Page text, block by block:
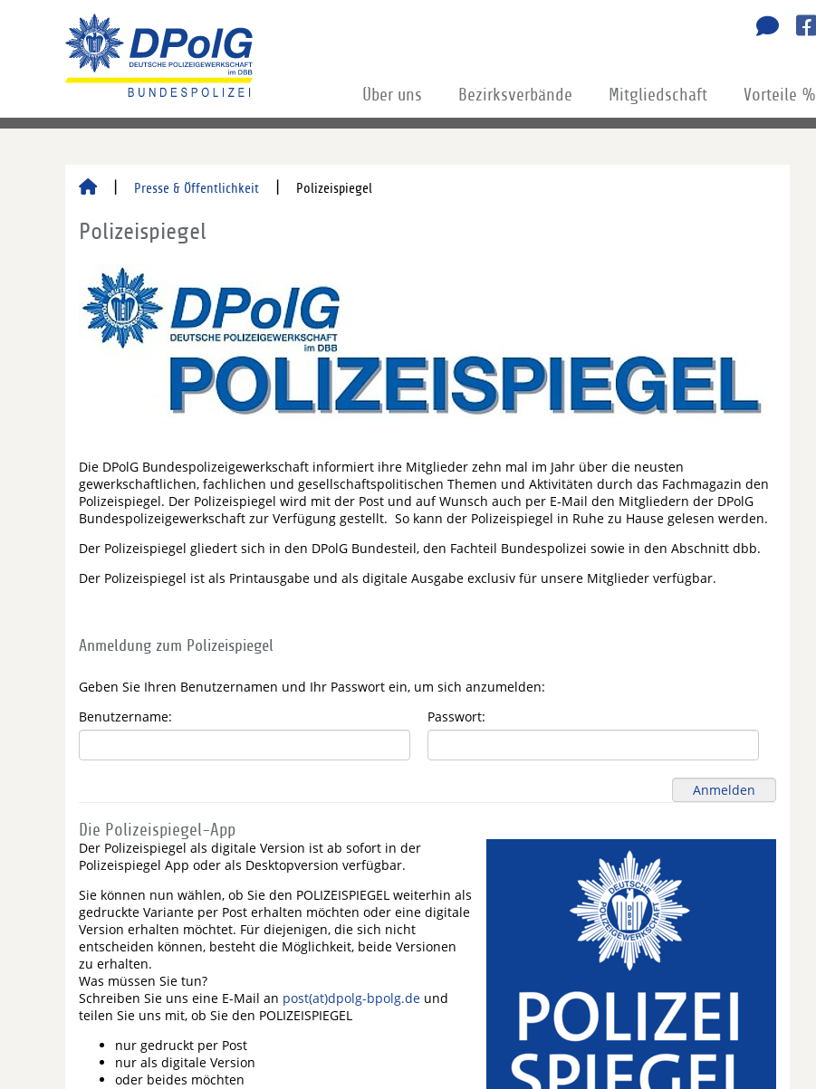
Über uns Bezirksverbände Mitgliedschaft Vorteile %
Presse & Öffentlichkeit Polizeispiegel
Polizeispiegel
Die DPolG Bundespolizeigewerkschaft informiert ihre Mitglieder zehn mal im Jahr über die neusten
gewerkschaftlichen, fachlichen und gesellschaftspolitischen Themen und Aktivitäten durch das Fachmagazin den
Polizeispiegel. Der Polizeispiegel wird mit der Post und auf Wunsch auch per E-Mail den Mitgliedern der DPolG
Bundespolizeigewerkschaft zur Verfügung gestellt. So kann der Polizeispiegel in Ruhe zu Hause gelesen werden.
Der Polizeispiegel gliedert sich in den DPolG Bundesteil, den Fachteil Bundespolizei sowie in den Abschnitt dbb.
Der Polizeispiegel ist als Printausgabe und als digitale Ausgabe exclusiv für unsere Mitglieder verfügbar.
Anmeldung zum Polizeispiegel
Geben Sie Ihren Benutzernamen und Ihr Passwort ein, um sich anzumelden:
Benutzername:
Passwort:
Die Polizeispiegel-App
Der Polizeispiegel als digitale Version ist ab sofort in der
Polizeispiegel App oder als Desktopversion verfügbar.
Sie können nun wählen, ob Sie den POLIZEISPIEGEL weiterhin als
gedruckte Variante per Post erhalten möchten oder eine digitale
Version erhalten möchtet. Für diejenigen, die sich nicht
entscheiden können, besteht die Möglichkeit, beide Versionen
zu erhalten.
Was müssen Sie tun?
Schreiben Sie uns eine E-Mail an post(at)dpolg-bpolg.de und
teilen Sie uns mit, ob Sie den POLIZEISPIEGEL
nur gedruckt per Post
nur als digitale Version
oder beides möchten